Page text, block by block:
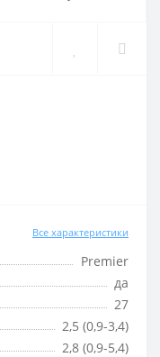
Все характеристики
Premier
да
27
2,5 (0,9-3,4)
2,8 (0,9-5,4)